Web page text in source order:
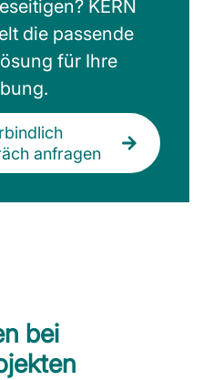
KERN
die passende
für Ihre
anfragen
bei